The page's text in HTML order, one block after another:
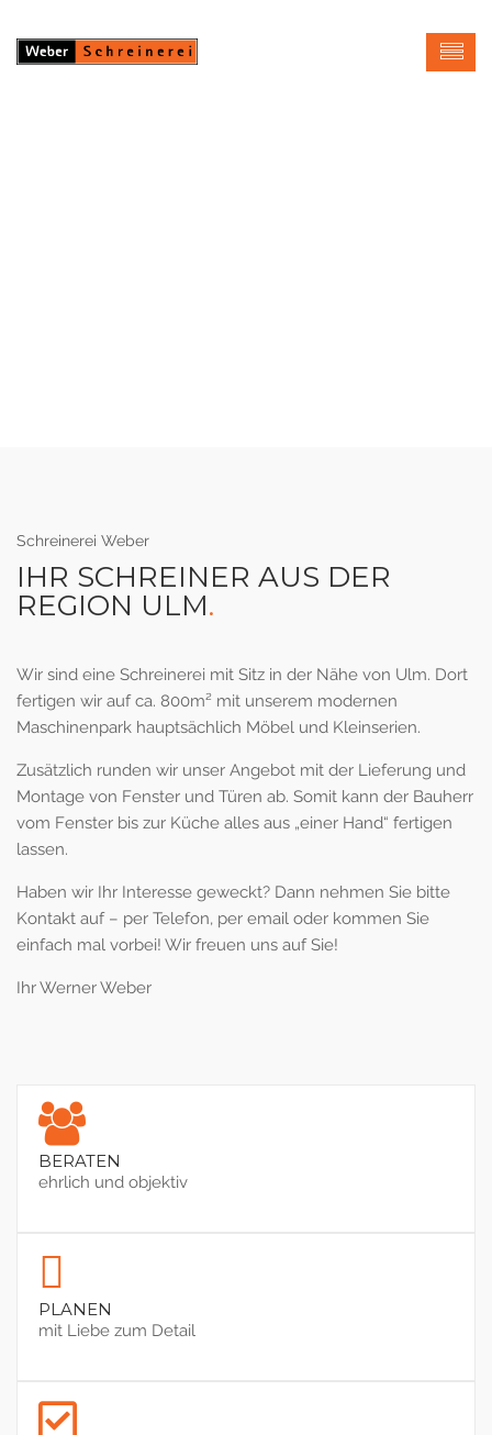
Schreinerei Weber
IHR SCHREINER AUS DER
REGION ULM.
Wir sind eine Schreinerei mit Sitz in der Nähe von Ulm. Dort
fertigen wir auf ca. 800m² mit unserem modernen
Maschinenpark hauptsächlich Möbel und Kleinserien.
Zusätzlich runden wir unser Angebot mit der Lieferung und
Montage von Fenster und Türen ab. Somit kann der Bauherr
vom Fenster bis zur Küche alles aus „einer Hand“ fertigen
lassen.
Haben wir Ihr Interesse geweckt? Dann nehmen Sie bitte
Kontakt auf – per Telefon, per email oder kommen Sie
einfach mal vorbei! Wir freuen uns auf Sie!
Ihr Werner Weber
BERATEN
ehrlich und objektiv
PLANEN
mit Liebe zum Detail